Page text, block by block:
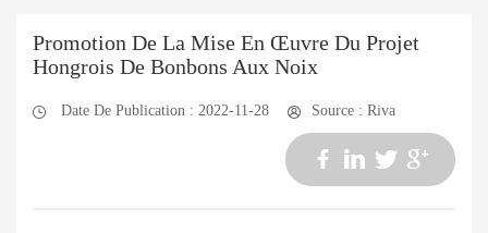
Promotion De La Mise En Œuvre Du Projet
Hongrois De Bonbons Aux Noix
Date De Publication : 2022-11-28 Source : Riva